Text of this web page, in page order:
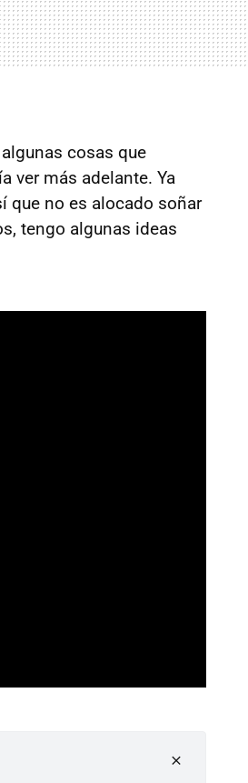
cosas que
ver más adelante. Ya
que no es alocado soñar
tengo algunas ideas